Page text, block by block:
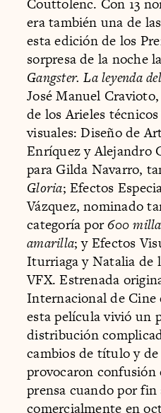
Couttolenc. Con 13
era también una de
esta edición de los
sorpresa de la noche
Gangster. La leyenda
José Manuel
de los Arieles
visuales: Diseño de
Enríquez y Alejandro
para Gilda Navarro,
Gloria; Efectos
Vázquez, nominado
categoría por600
amarilla; y Efectos
Iturriaga y Natalia de
VFX. Estrenada
Internacional de Cine
esta película vivió un
distribución
cambios de título y
provocaron
prensa cuando por fin
comercialmente en